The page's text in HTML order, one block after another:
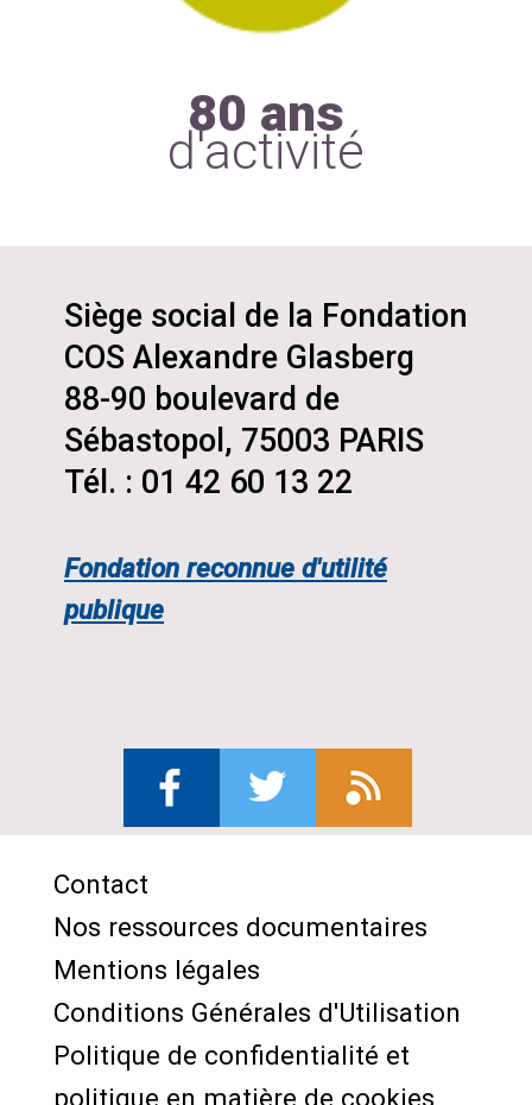
80 ans
d'activité
Siège social de la Fondation
COS Alexandre Glasberg
88-90 boulevard de
Sébastopol, 75003 PARIS
Tél. : 01 42 60 13 22
Fondation reconnue d'utilité
publique
Menu
Pied
de
page
Contact
Nos ressources documentaires
Mentions légales
Conditions Générales d'Utilisation
Politique de confidentialité et
politique en matière de cookies